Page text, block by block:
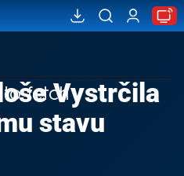
to fetchVystrčila
stavu